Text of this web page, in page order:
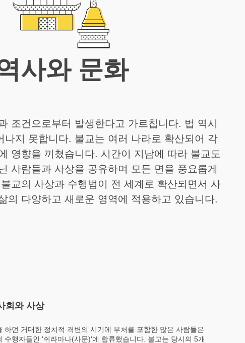
사와 문화
조건으로부터 발생한다고 가르칩니다. 법 역시
나지 못합니다. 불교는 여러 나라로 확산되어 각
영향을 끼쳤습니다. 시간이 지남에 따라 불교도
사람들과 사상을 공유하며 모든 면을 풍요롭게
교의 사상과 수행법이 전 세계로 확산되면서 사
의 다양하고 새로운 영역에 적용하고 있습니다.
회와 사상
하던 거대한 정치적 격변의 시기에 부처를 포함한 많은 사람들은
수행자들인 '쉬라마나(사문)'에 합류했습니다. 불교는 당시의 5개